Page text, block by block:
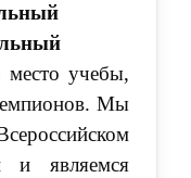
место учебы,
Мы
и являемся